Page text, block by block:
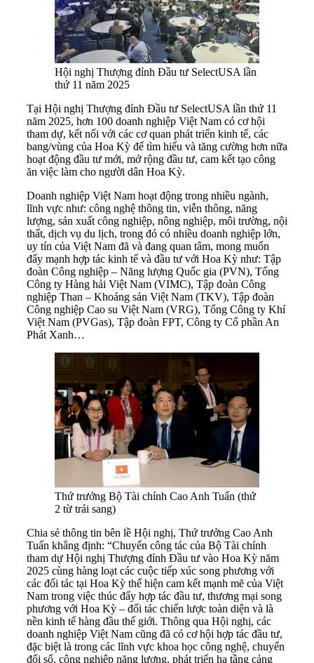
Hội nghị Thượng đỉnh Đầu tư SelectUSA lần
thứ 11 năm 2025
Tại Hội nghị Thượng đỉnh Đầu tư SelectUSA lần thứ 11
năm 2025, hơn 100 doanh nghiệp Việt Nam có cơ hội
tham dự, kết nối với các cơ quan phát triển kinh tế, các
bang/vùng của Hoa Kỳ để tìm hiểu và tăng cường hơn nữa
hoạt động đầu tư mới, mở rộng đầu tư, cam kết tạo công
ăn việc làm cho người dân Hoa Kỳ.
Doanh nghiệp Việt Nam hoạt động trong nhiều ngành,
lĩnh vực như: công nghệ thông tin, viễn thông, năng
lượng, sản xuất công nghiệp, nông nghiệp, môi trường, nội
thất, dịch vụ du lịch, trong đó có nhiều doanh nghiệp lớn,
uy tín của Việt Nam đã và đang quan tâm, mong muốn
đẩy mạnh hợp tác kinh tế và đầu tư với Hoa Kỳ như: Tập
đoàn Công nghiệp – Năng lượng Quốc gia (PVN), Tổng
Công ty Hàng hải Việt Nam (VIMC), Tập đoàn Công
nghiệp Than – Khoáng sản Việt Nam (TKV), Tập đoàn
Công nghiệp Cao su Việt Nam (VRG), Tổng Công ty Khí
Việt Nam (PVGas), Tập đoàn FPT, Công ty Cổ phần An
Phát Xanh…
Thứ trưởng Bộ Tài chính Cao Anh Tuấn (thứ
2 từ trái sang)
Chia sẻ thông tin bên lề Hội nghị, Thứ trưởng Cao Anh
Tuấn khẳng định: “Chuyến công tác của Bộ Tài chính
tham dự Hội nghị Thượng đỉnh Đầu tư vào Hoa Kỳ năm
2025 cùng hàng loạt các cuộc tiếp xúc song phương với
các đối tác tại Hoa Kỳ thể hiện cam kết mạnh mẽ của Việt
Nam trong việc thúc đẩy hợp tác đầu tư, thương mại song
phương với Hoa Kỳ – đối tác chiến lược toàn diện và là
nền kinh tế hàng đầu thế giới. Thông qua Hội nghị, các
doanh nghiệp Việt Nam cũng đã có cơ hội hợp tác đầu tư,
đặc biệt là trong các lĩnh vực khoa học công nghệ, chuyển
đổi số, công nghiệp năng lượng, phát triển hạ tầng cảng